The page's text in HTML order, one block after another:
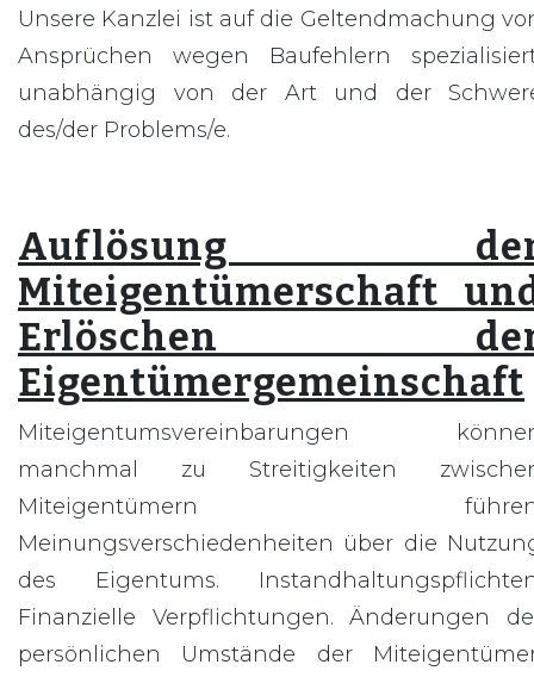
Unsere Kanzlei ist auf die Geltendmachung
Ansprüchen wegen Baufehlern
unabhängig von der Art und der
des/der Problems/e.
Auflösung
Miteigentümerschaft
Erlöschen
Eigentümergemeinschaft
Miteigentumsvereinbarungen
manchmal zu Streitigkeiten
Miteigentümern
Meinungsverschiedenheiten über die
des Eigentums.
Finanzielle Verpflichtungen. Änderungen
persönlichen Umstände der